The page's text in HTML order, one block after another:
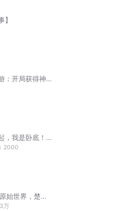
】
：开局获得神
，我是卧底！
笑丨灵异丨盗
2000
始世界，楚风
万